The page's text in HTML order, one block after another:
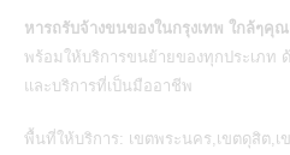
หารถรับจ้างขนของในกรุงเทพ ใกล้ๆคุ
พร้อมให้บริการขนย้ายของทุกประเภท
และบริการที่เป็นมืออาชีพ
พื้นที่ให้บริการ: เขตพระนคร,เขตดุสิต,เ